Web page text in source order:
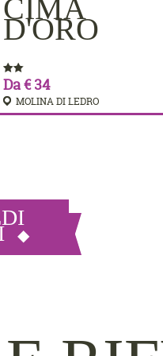
CIMA
D'ORO
Da € 34
MOLINA DI LEDRO
PRENOTA